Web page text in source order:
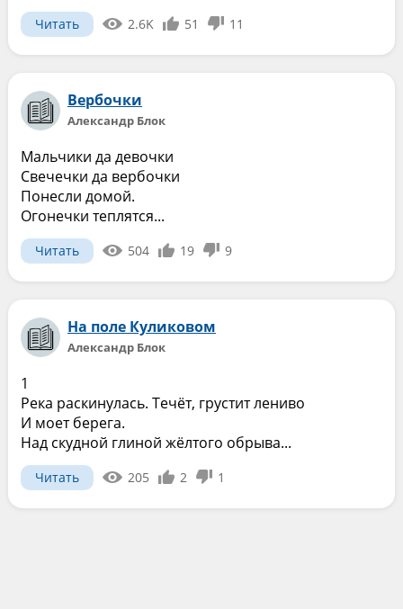
Читать 2.6K 51 11
Вербочки
Александр Блок
Мальчики да девочки
Свечечки да вербочки
Понесли домой.
Огонечки теплятся...
Читать 504 19 9
На поле Куликовом
Александр Блок
1
Река раскинулась. Течёт, грустит лениво
И моет берега.
Над скудной глиной жёлтого обрыва...
Читать 205 2 1